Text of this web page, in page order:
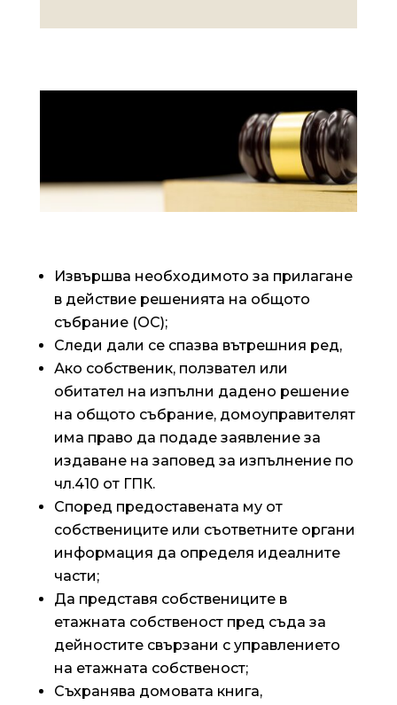
Извършва необходимото за прилагане
в действие решенията на общото
събрание (ОС);
Следи дали се спазва вътрешния ред,
Ако собственик, ползвател или
обитател на изпълни дадено решение
на общото събрание, домоуправителят
има право да подаде заявление за
издаване на заповед за изпълнение по
чл.410 от ГПК.
Според предоставената му от
собствениците или съответните органи
информация да определя идеалните
части;
Да представя собствениците в
етажната собственост пред съда за
дейностите свързани с управлението
на етажната собственост;
Съхранява домовата книга,